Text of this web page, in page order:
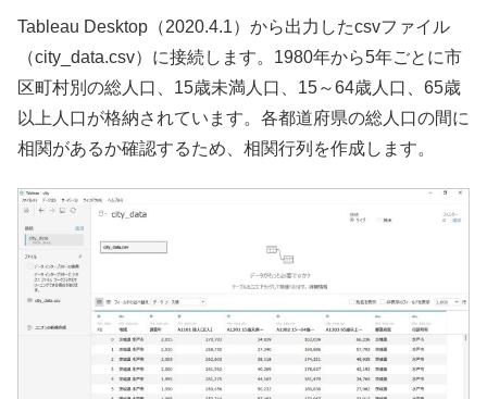
Tableau Desktop（2020.4.1）から出力したcsvファイル
（city_data.csv）に接続します。1980年から5年ごとに市
区町村別の総人口、15歳未満人口、15～64歳人口、65歳
以上人口が格納されています。各都道府県の総人口の間に
相関があるか確認するため、相関行列を作成します。